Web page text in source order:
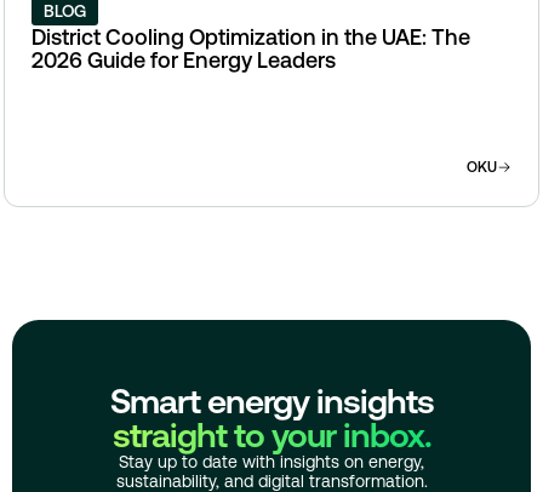
BLOG
District Cooling Optimization in the UAE: The
2026 Guide for Energy Leaders
OKU
Smart energy insights
straight to your inbox.
Stay up to date with insights on energy,
sustainability, and digital transformation.